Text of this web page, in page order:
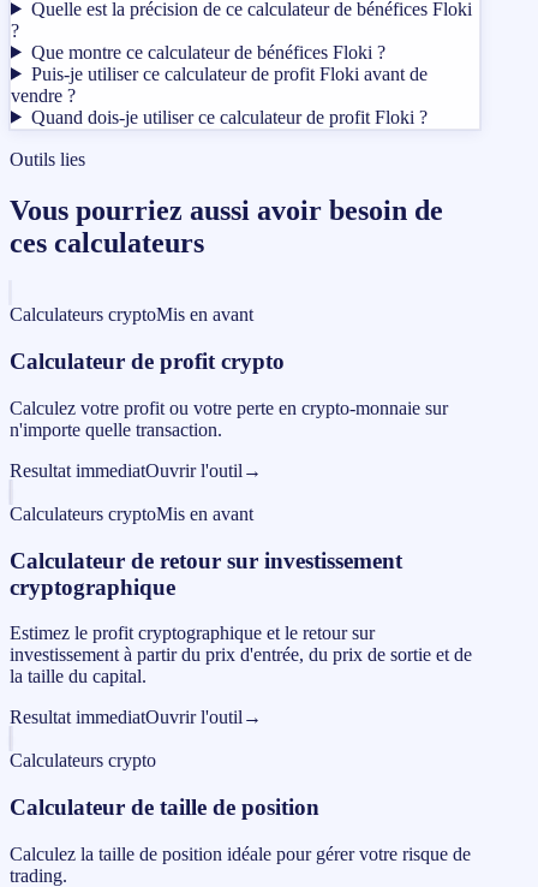
Quelle est la précision de ce calculateur de bénéfices Floki
?
Que montre ce calculateur de bénéfices Floki ?
Puis-je utiliser ce calculateur de profit Floki avant de
vendre ?
Quand dois-je utiliser ce calculateur de profit Floki ?
Outils lies
Vous pourriez aussi avoir besoin de
ces calculateurs
Calculateurs cryptoMis en avant
Calculateur de profit crypto
Calculez votre profit ou votre perte en crypto-monnaie sur
n'importe quelle transaction.
Resultat immediatOuvrir l'outil →
Calculateurs cryptoMis en avant
Calculateur de retour sur investissement
cryptographique
Estimez le profit cryptographique et le retour sur
investissement à partir du prix d'entrée, du prix de sortie et de
la taille du capital.
Resultat immediatOuvrir l'outil →
Calculateurs crypto
Calculateur de taille de position
Calculez la taille de position idéale pour gérer votre risque de
trading.